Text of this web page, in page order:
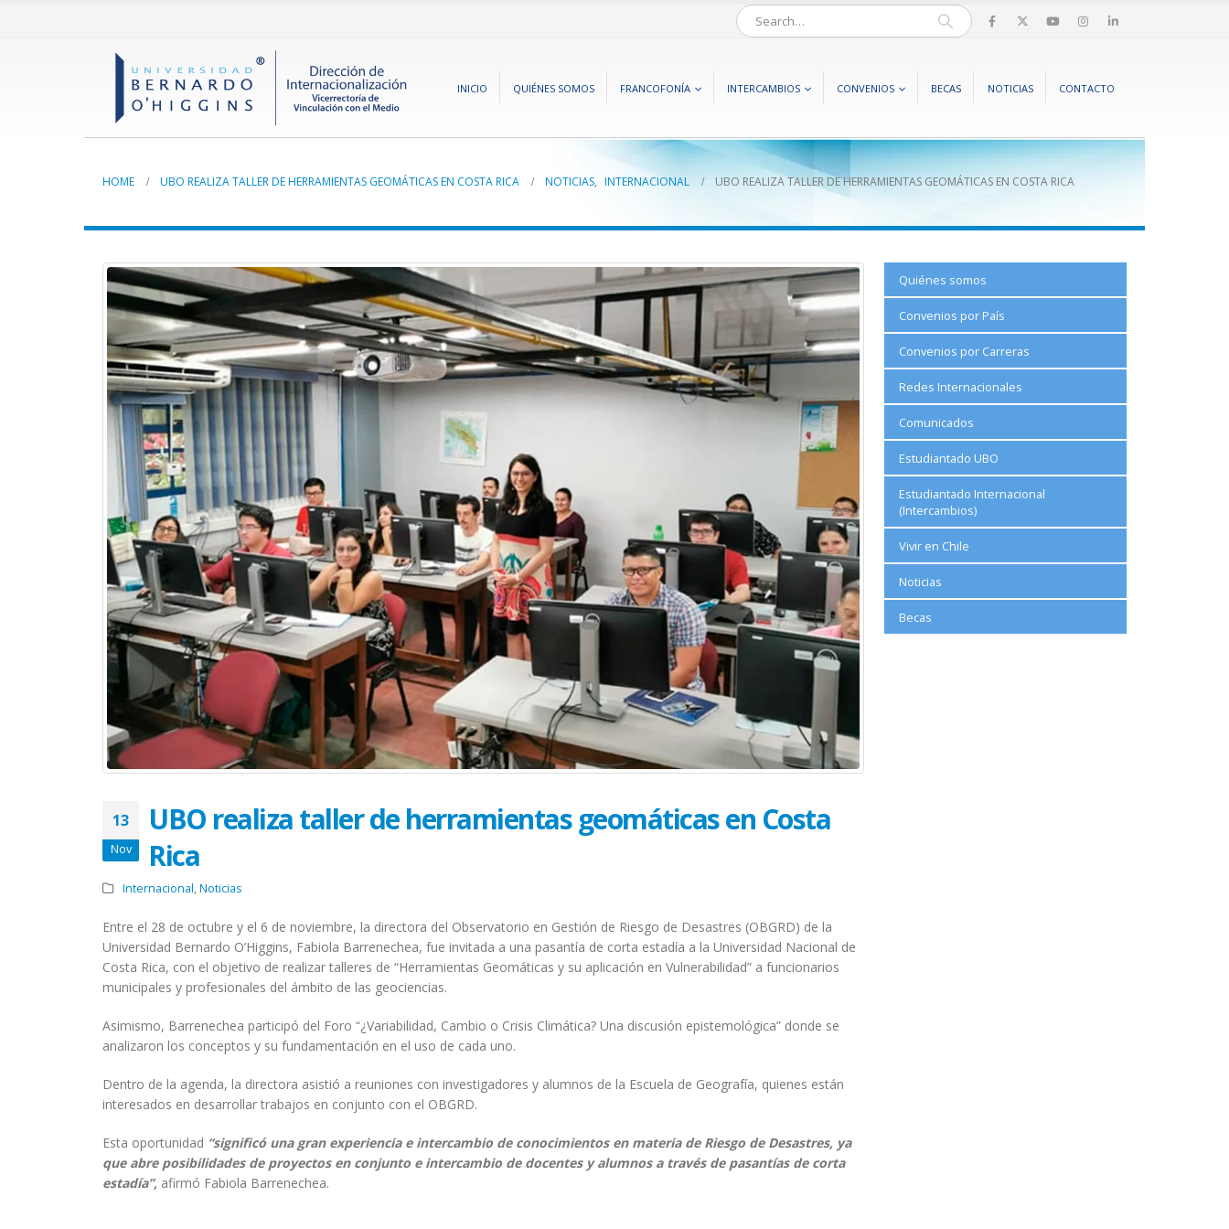
INICIO QUIÉNES SOMOS FRANCOFONÍA INTERCAMBIOS CONVENIOS BECAS NOTICIAS CONTACTO
HOME UBO REALIZA TALLER DE HERRAMIENTAS GEOMÁTICAS EN COSTA RICA NOTICIAS, INTERNACIONAL UBO REALIZA TALLER DE HERRAMIENTAS GEOMÁTICAS EN COSTA RICA
13
Nov
UBO realiza taller de herramientas geomáticas en Costa
Rica
Internacional,Noticias
Entre el 28 de octubre y el 6 de noviembre, la directora del Observatorio en Gestión de Riesgo de Desastres (OBGRD) de la
Universidad Bernardo O’Higgins, Fabiola Barrenechea, fue invitada a una pasantía de corta estadía a la Universidad Nacional de
Costa Rica, con el objetivo de realizar talleres de “Herramientas Geomáticas y su aplicación en Vulnerabilidad” a funcionarios
municipales y profesionales del ámbito de las geociencias.
Asimismo, Barrenechea participó del Foro “¿Variabilidad, Cambio o Crisis Climática? Una discusión epistemológica” donde se
analizaron los conceptos y su fundamentación en el uso de cada uno.
Dentro de la agenda, la directora asistió a reuniones con investigadores y alumnos de la Escuela de Geografía, quienes están
interesados en desarrollar trabajos en conjunto con el OBGRD.
Esta oportunidad “significó una gran experiencia e intercambio de conocimientos en materia de Riesgo de Desastres, ya
que abre posibilidades de proyectos en conjunto e intercambio de docentes y alumnos a través de pasantías de corta
estadía”, afirmó Fabiola Barrenechea.
Quiénes somos
Convenios por País
Convenios por Carreras
Redes Internacionales
Comunicados
Estudiantado UBO
Estudiantado Internacional
(Intercambios)
Vivir en Chile
Noticias
Becas